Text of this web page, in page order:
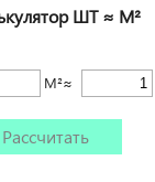
ШТ ≈ М²
М²≈
Рассчитать